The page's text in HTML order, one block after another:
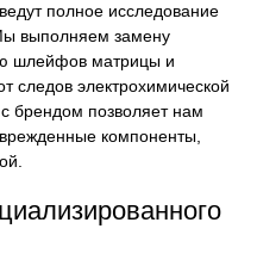
полное исследование
выполняем замену
шлейфов матрицы и
следов электрохимической
брендом позволяет нам
компоненты,